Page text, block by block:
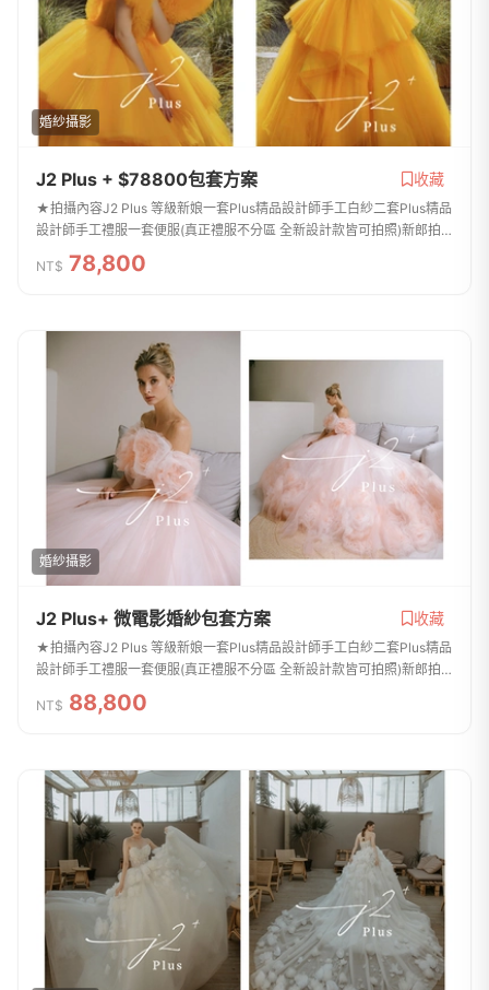
婚紗攝影
J2 Plus + $78800包套方案 收藏
★拍攝內容J2 Plus 等級新娘一套Plus精品設計師手工白紗二套Plus精品
設計師手工禮服一套便服(真正禮服不分區 全新設計款皆可拍照)新郎拍
攝西服提供二套(提供背心及特殊款)整體造型全程跟拍服務免費提供安瓶
/ 拍攝道...
NT$ 78,800
婚紗攝影
J2 Plus+ 微電影婚紗包套方案 收藏
★拍攝內容J2 Plus 等級新娘一套Plus精品設計師手工白紗二套Plus精品
設計師手工禮服一套便服(真正禮服不分區 全新設計款皆可拍照)新郎拍
攝西服提供二套(提供背心及特殊款)整體造型全程跟拍服務免費提供安瓶
/ 拍攝道...
NT$ 88,800